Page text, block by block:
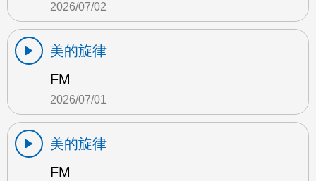
2026/07/02
美的旋律
FM
2026/07/01
美的旋律
FM